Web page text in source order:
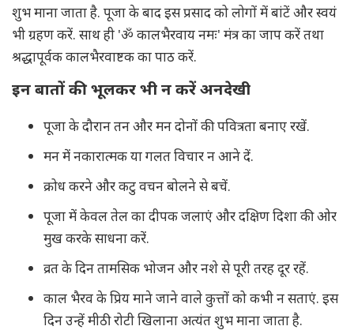
शुभ माना जाता है. पूजा के बाद इस प्रसाद को लोगों में बांटें और स्वयं
भी ग्रहण करें. साथ ही 'ॐ कालभैरवाय नमः' मंत्र का जाप करें तथा
श्रद्धापूर्वक कालभैरवाष्टक का पाठ करें.
इन बातों की भूलकर भी न करें अनदेखी
पूजा के दौरान तन और मन दोनों की पवित्रता बनाए रखें.
मन में नकारात्मक या गलत विचार न आने दें.
क्रोध करने और कटु वचन बोलने से बचें.
पूजा में केवल तेल का दीपक जलाएं और दक्षिण दिशा की ओर
मुख करके साधना करें.
व्रत के दिन तामसिक भोजन और नशे से पूरी तरह दूर रहें.
काल भैरव के प्रिय माने जाने वाले कुत्तों को कभी न सताएं. इस
दिन उन्हें मीठी रोटी खिलाना अत्यंत शुभ माना जाता है.